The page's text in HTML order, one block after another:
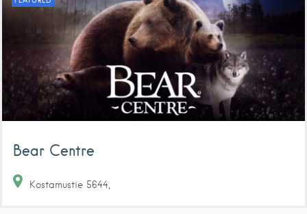
Bear Centre
Kostamustie 5644